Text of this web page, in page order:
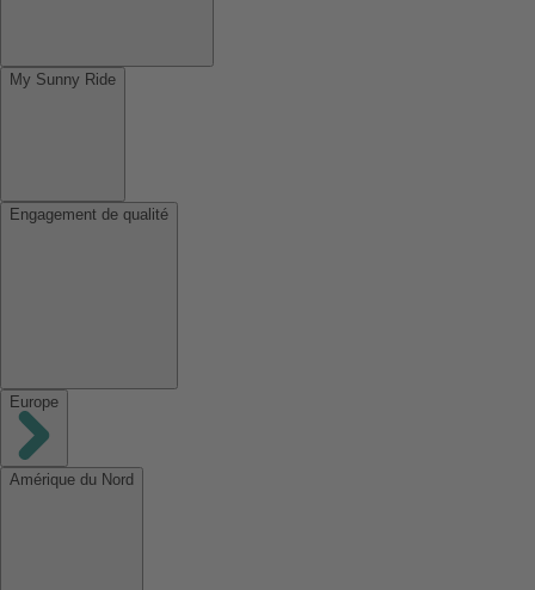
My Sunny Ride
Engagement de qualité
Europe
Amérique du Nord